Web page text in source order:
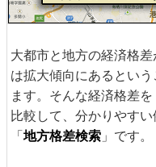
大都市と地方の経済格
は拡大傾向にあるとい
ます。そんな経済格差
比較して、分かりやす
「地方格差検索 」です。